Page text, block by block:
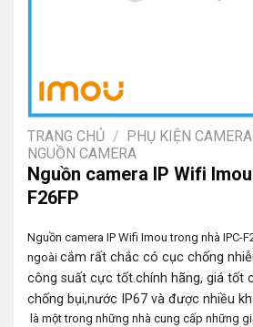
TRANG CHỦ / PHỤ KIỆN
NGUỒN CAMERA
Nguồn camera IP Wifi
F26FP
Nguồn camera IP Wifi Imou trong nhà IPC-
ngoài cắm rất chắc có cục chống
công suất cực tốt.chính hãng, giá tốt
chống bụi,nước IP67 và được nhiều
là một trong những nhà cung cấp những